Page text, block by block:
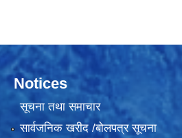
Notices
सूचना तथा समाचार
सार्वजनिक खरीद /बोलपत्र सूचना